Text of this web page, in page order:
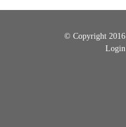
© Copyright 2016
Login